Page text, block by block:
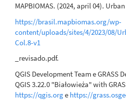
MAPBIOMAS. (2024, april 04).
https://brasil.mapbiomas.org/wp-
content/uploads/sites/4/2023/08/
Col.8-v1
_revisado.pdf.
QGIS Development Team e GRASS
QGIS 3.22.0 "Białowieża" with
https://qgis.orge https://